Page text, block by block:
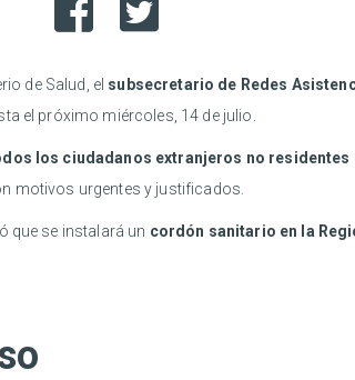
de Salud, el subsecretario de Redes
el próximo miércoles, 14 de julio.
los ciudadanos extranjeros no residentes
motivos urgentes y justificados.
que se instalará un cordón sanitario en la